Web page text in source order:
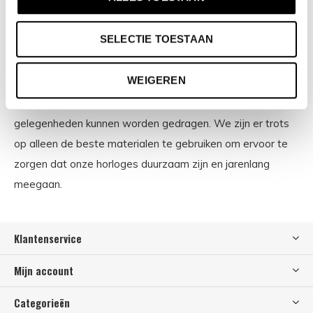
SELECTIE TOESTAAN
WEIGEREN
consument, die op zoek is naar een balans tussen
functionaliteit en mode. Wij geloven dat iedereen toegang
moet hebben tot een stijlvol horloge dat past bij hun
budget. We streven ernaar om onze horloges veelzijdig te
maken, zodat ze zowel voor formele als informele
gelegenheden kunnen worden gedragen. We zijn er trots
op alleen de beste materialen te gebruiken om ervoor te
zorgen dat onze horloges duurzaam zijn en jarenlang
meegaan.
Klantenservice
Mijn account
Categorieën